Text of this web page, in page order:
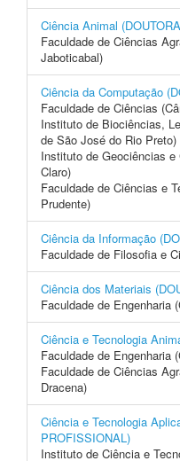
Ciência Animal
Faculdade de Ciências
Jaboticabal)
Ciência da Computação
Faculdade de Ciências
Instituto de Biociências,
de São José do Rio Preto)
Instituto de Geociências
Claro)
Faculdade de Ciências e
Prudente)
Ciência da Informação
Faculdade de Filosofia e
Ciência dos Materiais
Faculdade de Engenharia
Ciência e Tecnologia
Faculdade de Engenharia
Faculdade de Ciências
Dracena)
Ciência e Tecnologia
PROFISSIONAL)
Instituto de Ciência e